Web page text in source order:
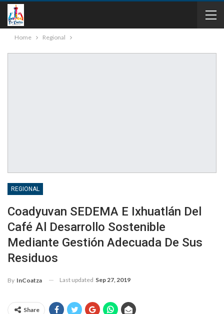
Home Regional
REGIONAL
Coadyuvan SEDEMA E Ixhuatlán Del
Café Al Desarrollo Sostenible
Mediante Gestión Adecuada De Sus
Residuos
By InCoatza Last updated Sep 27, 2019
Share